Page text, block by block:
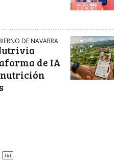
DE NAVARRA
de IA